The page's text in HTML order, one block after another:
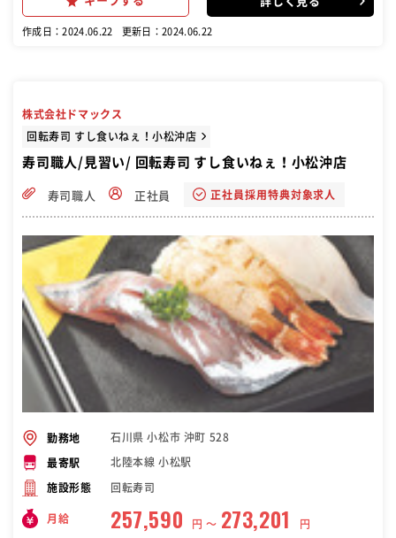
で寿司職人としての業務をお任せします。毎朝夕水揚げされるいきの
願いします。 また、仕事に慣れてきましたら、発注業務・人材育成・
作成日：2024.06.22 更新日：2024.06.22
株式会社ドマックス
回転寿司 すし食いねぇ！小松沖店
寿司職人/見習い/ 回転寿司 すし食いねぇ！小松沖店
寿司職人 正社員 正社員採用特典対象求人
勤務地 石川県 小松市 沖町 528
最寄駅 北陸本線 小松駅
施設形態 回転寿司
月給 257,590 円 〜 273,201 円